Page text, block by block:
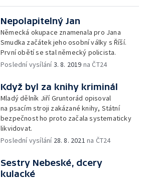
Nepolapitelný Jan
Německá okupace znamenala pro Jana
Smudka začátek jeho osobní války s Říší.
První obětí se stal německý policista.
Poslední vysílání3. 8. 2019 na ČT24
Když byl za knihy kriminál
Mladý dělník Jiří Gruntorád opisoval
na psacím stroji zakázané knihy, Státní
bezpečnost ho proto začala systematicky
likvidovat.
Poslední vysílání 28. 8. 2021 na ČT24
Sestry Nebeské, dcery
kulacké